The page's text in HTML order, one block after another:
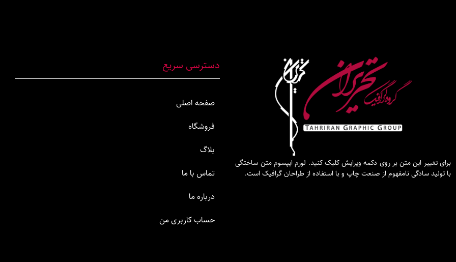
برای تغییر این متن بر روی دکمه ویرایش کلیک کنید. لورم ایپسوم متن ساختگی
با تولید سادگی نامفهوم از صنعت چاپ و با استفاده از طراحان گرافیک است.
دسترسی سریع
صفحه اصلی
فروشگاه
بلاگ
تماس با ما
درباره ما
حساب کاربری من